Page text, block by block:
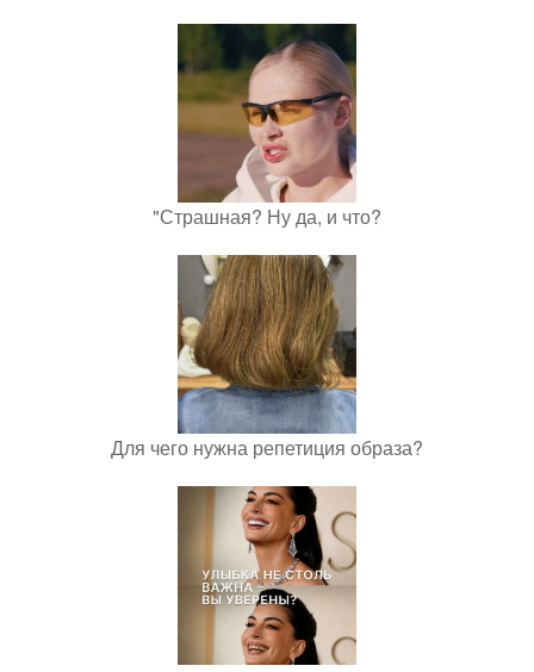
"Страшная? Ну да, и что?
Для чего нужна репетиция образа?